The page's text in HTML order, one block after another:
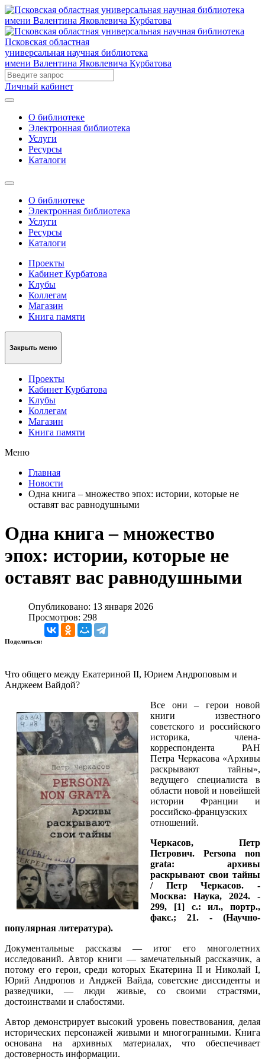
Псковская областная
универсальная научная библиотека
имени Валентина Яковлевича Курбатова
Личный кабинет
О библиотеке
Электронная библиотека
Услуги
Ресурсы
Каталоги
О библиотеке
Электронная библиотека
Услуги
Ресурсы
Каталоги
Проекты
Кабинет Курбатова
Клубы
Коллегам
Магазин
Книга памяти
Закрыть меню
Проекты
Кабинет Курбатова
Клубы
Коллегам
Магазин
Книга памяти
Меню
Главная
Новости
Одна книга – множество эпох: истории, которые не
оставят вас равнодушными
Одна книга – множество
эпох: истории, которые не
оставят вас равнодушными
Опубликовано: 13 января 2026
Просмотров: 298
Поделиться:
Что общего между Екатериной II, Юрием Андроповым и
Анджеем Вайдой?
Все они – герои новой
книги известного
советского и российского
историка, члена-
корреспондента РАН
Петра Черкасова «Архивы
раскрывают тайны»,
ведущего специалиста в
области новой и новейшей
истории Франции и
российско-французских
отношений.
Черкасов, Петр
Петрович. Persona non
grata: архивы
раскрывают свои тайны
/ Петр Черкасов. -
Москва: Наука, 2024. -
299, [1] с.: ил., портр.,
факс.; 21. - (Научно-
популярная литература).
Документальные рассказы — итог его многолетних
исследований. Автор книги — замечательный рассказчик, а
потому его герои, среди которых Екатерина II и Николай I,
Юрий Андропов и Анджей Вайда, советские диссиденты и
разведчики, — люди живые, со своими страстями,
достоинствами и слабостями.
Автор демонстрирует высокий уровень повествования, делая
исторических персонажей живыми и многогранными. Книга
основана на архивных материалах, что обеспечивает
достоверность информации.